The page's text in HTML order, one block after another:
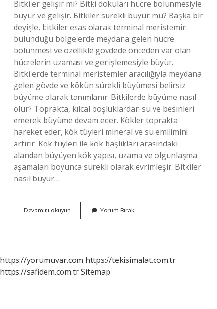
Bitkiler gelişir mi? Bitki dokuları hücre bölünmesiyle
büyür ve gelişir. Bitkiler sürekli büyür mü? Başka bir
deyişle, bitkiler esas olarak terminal meristemin
bulunduğu bölgelerde meydana gelen hücre
bölünmesi ve özellikle gövdede önceden var olan
hücrelerin uzaması ve genişlemesiyle büyür.
Bitkilerde terminal meristemler aracılığıyla meydana
gelen gövde ve kökün sürekli büyümesi belirsiz
büyüme olarak tanımlanır. Bitkilerde büyüme nasıl
olur? Toprakta, kılcal boşluklardan su ve besinleri
emerek büyüme devam eder. Kökler toprakta
hareket eder, kök tüyleri mineral ve su emilimini
artırır. Kök tüyleri ile kök başlıkları arasındaki
alandan büyüyen kök yapısı, uzama ve olgunlaşma
aşamaları boyunca sürekli olarak evrimleşir. Bitkiler
nasıl büyür…
Devamını okuyun
Zamanla
Yorum Bırak
https://yorumuvar.com https://tekisimalat.com.tr
https://safidem.com.trSitemap